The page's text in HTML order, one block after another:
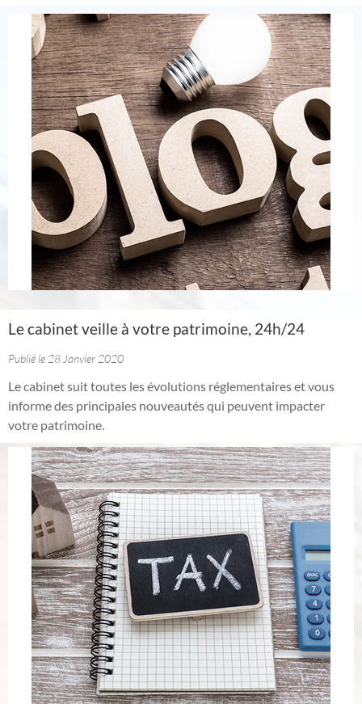
Le cabinet veille à votre patrimoine, 24h/24
Publié le 28 Janvier 2020
Le cabinet suit toutes les évolutions réglementaires et vous
informe des principales nouveautés qui peuvent impacter
votre patrimoine.